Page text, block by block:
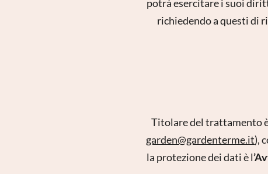
potrà esercitare i suoi
richiedendo a questi di
Titolare del trattamento
garden@gardenterme.it),
la protezione dei dati è l